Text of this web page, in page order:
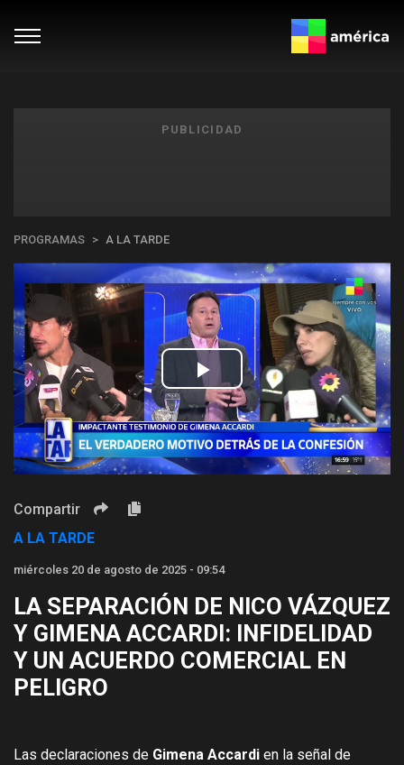
PUBLICIDAD
PROGRAMAS A LA TARDE
Play
Video
Compartir
A LA TARDE
miércoles 20 de agosto de 2025 - 09:54
LA SEPARACIÓN DE NICO VÁZQUEZ
Y GIMENA ACCARDI: INFIDELIDAD
Y UN ACUERDO COMERCIAL EN
PELIGRO
Las declaraciones de Gimena Accardi en la señal de